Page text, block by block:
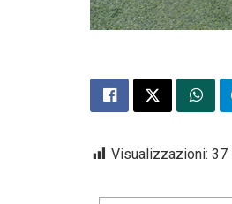
Visualizzazioni: 37